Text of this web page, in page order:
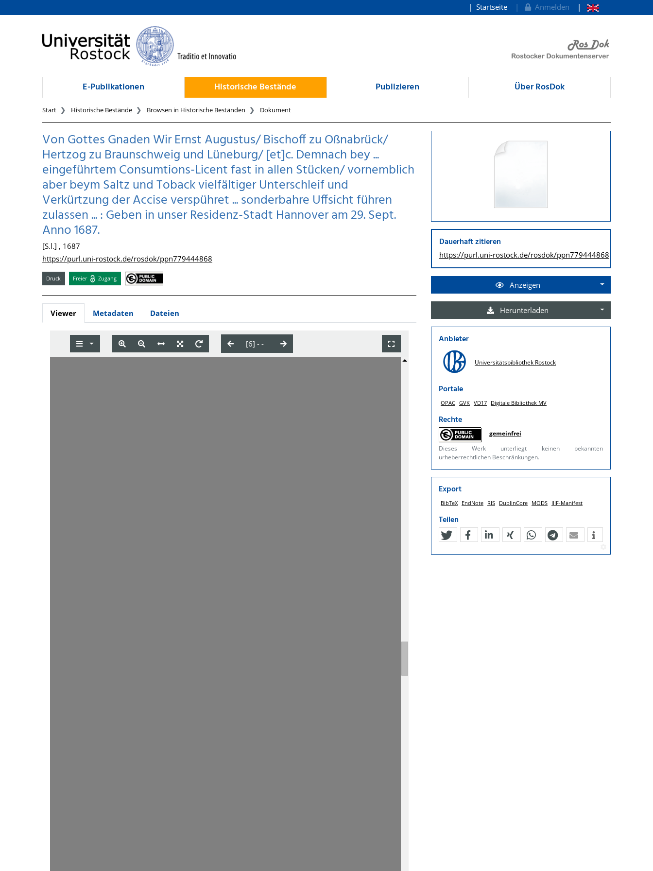
zum Inhalt
Startseite Anmelden
E-Publikationen Historische Bestände Publizieren Über RosDok
Start Historische Bestände Browsen in Historische Beständen Dokument
Von Gottes Gnaden Wir Ernst Augustus/ Bischoff zu Oßnabrück/
Hertzog zu Braunschweig und Lüneburg/ [et]c. Demnach bey ...
eingeführtem Consumtions-Licent fast in allen Stücken/ vornemblich
aber beym Saltz und Toback vielfältiger Unterschleif und
Verkürtzung der Accise verspühret ... sonderbahre Uffsicht führen
zulassen ... : Geben in unser Residenz-Stadt Hannover am 29. Sept.
Anno 1687.
[S.l.] , 1687
https://purl.uni-rostock.de/rosdok/ppn779444868
Druck Freier Zugang
Viewer Metadaten Dateien
Dauerhaft zitieren
https://purl.uni-rostock.de/rosdok/ppn779444868
Anzeigen
Herunterladen
Anbieter
Universitätsbibliothek Rostock
Portale
OPAC GVK VD17 Digitale Bibliothek MV
Rechte
gemeinfrei
Dieses Werk unterliegt keinen bekannten
urheberrechtlichen Beschränkungen.
Export
BibTeX EndNote RIS DublinCore MODS IIIF-Manifest
Teilen